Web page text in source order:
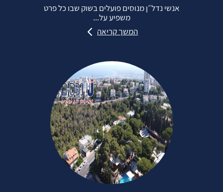
אנשי נדל״ן מנוסים פועלים בשוק שבו כל פרט
משפיע על...
המשך קריאה